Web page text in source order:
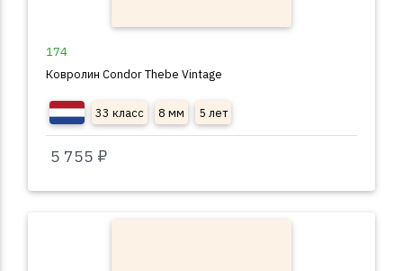
174
Ковролин Condor Thebe Vintage
33 класс 8 мм 5 лет
5 755 ₽